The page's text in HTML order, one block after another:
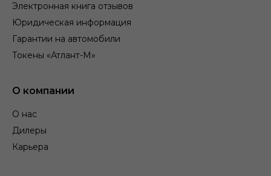
Электронная книга отзывов
Юридическая информация
Гарантии на автомобили
Токены «Атлант-М»
О компании
О нас
Дилеры
Карьера